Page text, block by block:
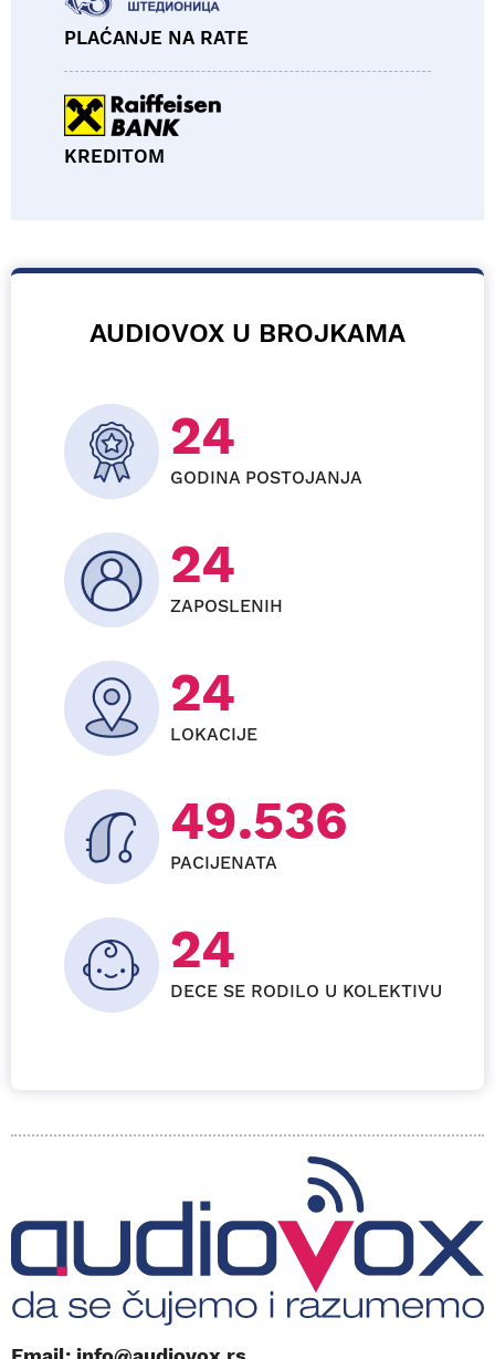
PLAĆANJE NA RATE
KREDITOM
AUDIOVOX U BROJKAMA
26
GODINA POSTOJANJA
29
ZAPOSLENIH
24
LOKACIJE
59.856
PACIJENATA
27+
DECE SE RODILO U KOLEKTIVU